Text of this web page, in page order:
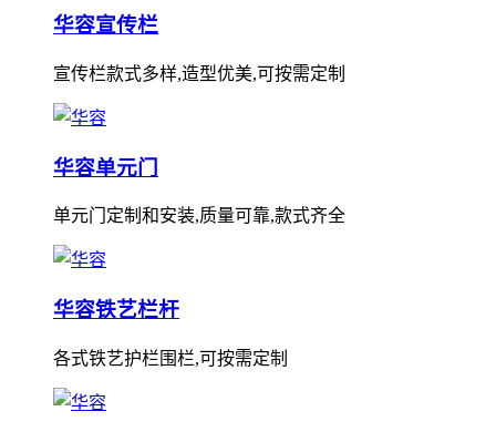
华容宣传栏
宣传栏款式多样,造型优美,可按需定制
华容单元门
单元门定制和安装,质量可靠,款式齐全
华容铁艺栏杆
各式铁艺护栏围栏,可按需定制